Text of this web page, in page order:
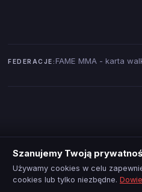
FEDERACJE: FAME MMA - karta
Szanujemy Twoją
Używamy cookies w celu
cookies lub tylko niezbędne.